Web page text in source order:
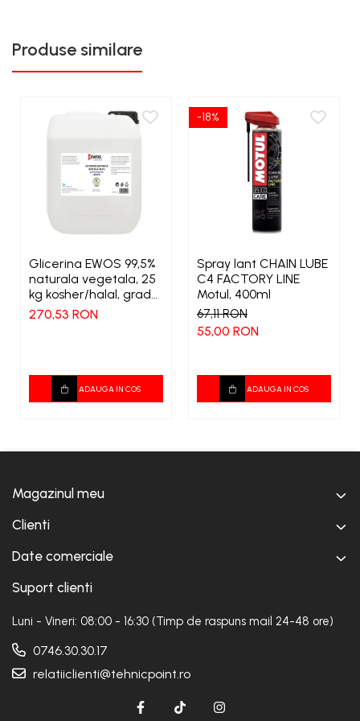
Produse similare
Glicerina EWOS 99,5%
naturala vegetala, 25
kg kosher/halal, grad
farmaceutic
270,53 RON
ADAUGA IN COS
-18%
Spray lant CHAIN LUBE
C4 FACTORY LINE
Motul, 400ml
67,11 RON
55,00 RON
ADAUGA IN COS
Magazinul meu
Clienti
Date comerciale
Suport clienti
Luni - Vineri: 08:00 - 16:30 (Timp de raspuns mail 24-48 ore)
0746.30.30.17
relatiiclienti@tehnicpoint.ro